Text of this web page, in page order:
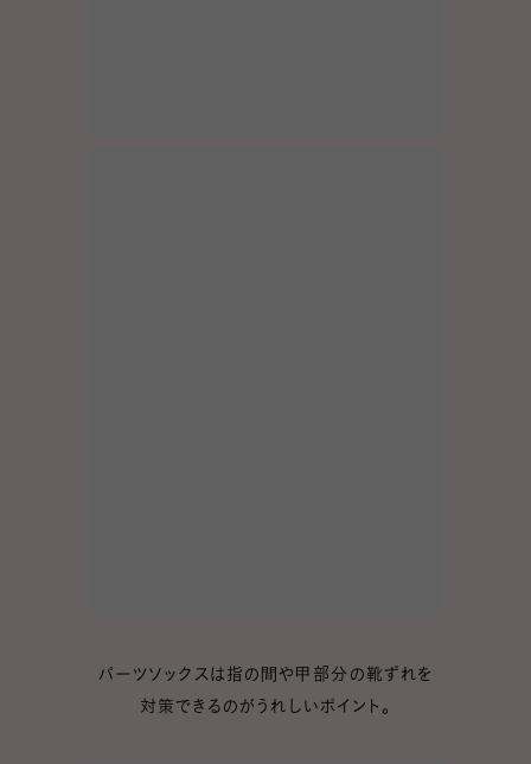
パーツソックスは指の間や甲部分の靴ずれを
対策できるのがうれしいポイント。